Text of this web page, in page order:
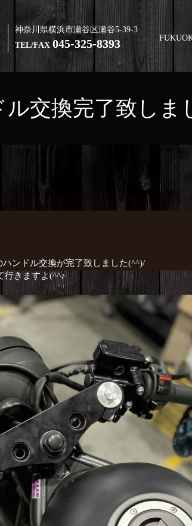
神奈川県横浜市瀬谷区瀬谷5-39-3
TEL/FAX045-325-8393
ル交換完了致し
ンドル交換が完了致しました(^^)/
行きますよ(^^♪